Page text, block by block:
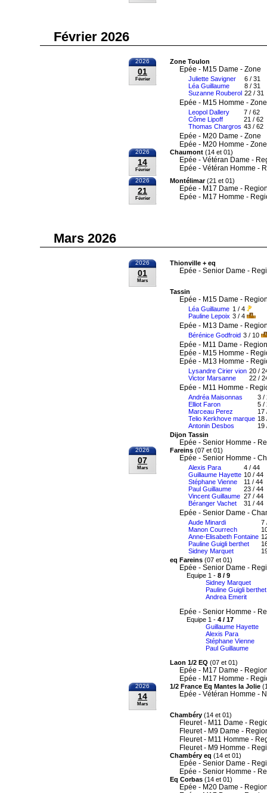
Février 2026
2026
01
Février
Zone Toulon
Epée - M15 Dame - Zone
Juliette Savigner
Léa Guillaume
Suzanne Rouberol
6 / 31
8 / 31
22 / 31
Epée - M15 Homme - Zone
Leopol Dallery
Côme Lipoff
Thomas Chargros
7 / 62
21 / 62
43 / 62
Epée - M20 Dame - Zone
Epée - M20 Homme - Zone
2026
14
Février
Chaumont (14 et 01)
Epée - Vétéran Dame -
Epée - Vétéran Homme -
2026
21
Février
Montélimar(21 et 01)
Epée - M17 Dame -
Epée - M17 Homme -
Mars 2026
2026
01
Mars
Thionville + eq
Epée - Senior Dame -
Tassin
Epée - M15 Dame -
Léa Guillaume
Pauline Lepoix
1 / 4
3 / 4
Epée - M13 Dame -
Bérénice Godfroid 3 / 10
Epée - M11 Dame -
Epée - M15 Homme -
Epée - M13 Homme -
Lysandre Cirier vion
Victor Marsanne
20 /
22 /
Epée - M11 Homme -
Andréa Maisonnas
Elliot Faron
Marceau Perez
Telio Kerkhove marque
Antonin Desbos
3 /
5 /
17
18
19
Dijon Tassin
Epée - Senior Homme -
2026
07
Mars
Fareins (07 et 01)
Epée - Senior Homme -
Alexis Para
Guillaume Hayette
Stéphane Vienne
Paul Guillaume
Vincent Guillaume
Béranger Vachet
4 / 44
10 / 44
11 / 44
23 / 44
27 / 44
31 / 44
Epée - Senior Dame -
Aude Minardi
Manon Courrech
Anne-Elisabeth Fontaine
Pauline Guigli berthet
Sidney Marquet
7
eq Fareins (07 et 01)
Epée - Senior Dame -
Equipe 1 - 8 / 9
Sidney Marquet
Pauline Guigli berthet
Andrea Emerit
Epée - Senior Homme -
Equipe 1 - 4 / 17
Guillaume Hayette
Alexis Para
Stéphane Vienne
Paul Guillaume
Laon 1/2 EQ (07 et 01)
Epée - M17 Dame -
Epée - M17 Homme -
2026
14
Mars
1/2 France Eq Mantes la Jolie
Epée - Vétéran Homme -
Chambéry (14 et 01)
Fleuret - M11 Dame -
Fleuret - M9 Dame -
Fleuret - M11 Homme -
Fleuret - M9 Homme -
Chambéry eq (14 et 01)
Epée - Senior Dame -
Epée - Senior Homme -
Eq Corbas (14 et 01)
Epée - M20 Dame -